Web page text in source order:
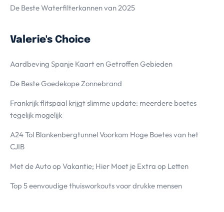
De Beste Waterfilterkannen van 2025
Valerie's Choice
Aardbeving Spanje Kaart en Getroffen Gebieden
De Beste Goedekope Zonnebrand
Frankrijk flitspaal krijgt slimme update: meerdere boetes
tegelijk mogelijk
A24 Tol Blankenbergtunnel Voorkom Hoge Boetes van het
CJIB
Met de Auto op Vakantie; Hier Moet je Extra op Letten
Top 5 eenvoudige thuisworkouts voor drukke mensen